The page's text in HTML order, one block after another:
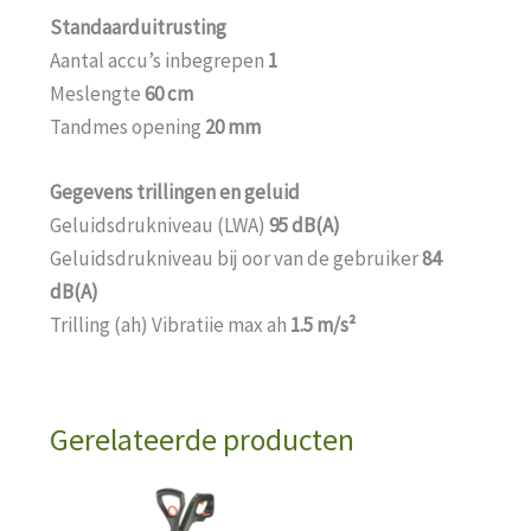
Standaarduitrusting
Aantal accu’s inbegrepen 1
Meslengte60 cm
Tandmes opening 20 mm
Gegevens trillingen en geluid
Geluidsdrukniveau (LWA) 95 dB(A)
Geluidsdrukniveau bij oor van de gebruiker84
dB(A)
Trilling (ah) Vibratiie max ah 1.5 m/s²
Gerelateerde producten